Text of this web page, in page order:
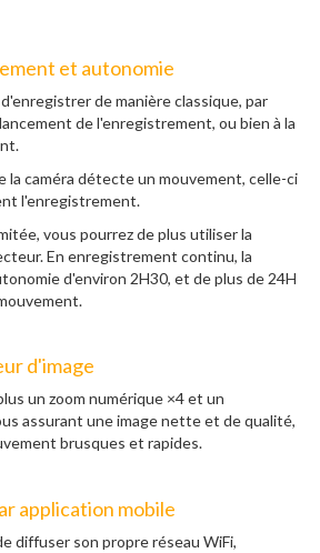
et autonomie
de manière classique, par
de l'enregistrement, ou bien à la
la caméra détecte un mouvement, celle-ci
l'enregistrement.
vous pourrez de plus utiliser la
En enregistrement continu, la
d'environ 2H30, et de plus de 24H
d'image
un zoom numérique ×4 et un
assurant une image nette et de qualité,
brusques et rapides.
application mobile
diffuser son propre réseau WiFi,